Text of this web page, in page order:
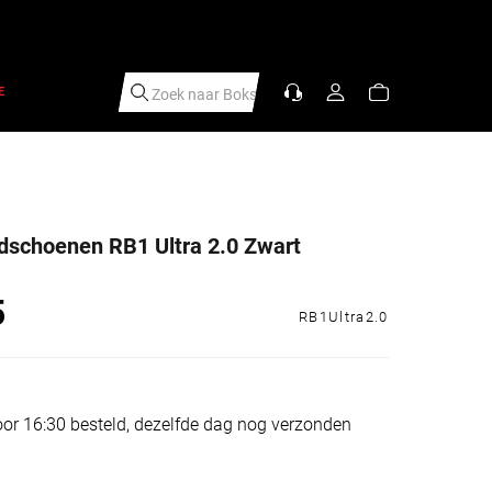
Zoek naar |
RB1 Ultra 2.0 Zwart
RB1Ultra2.0
16:30 besteld, dezelfde dag nog verzonden